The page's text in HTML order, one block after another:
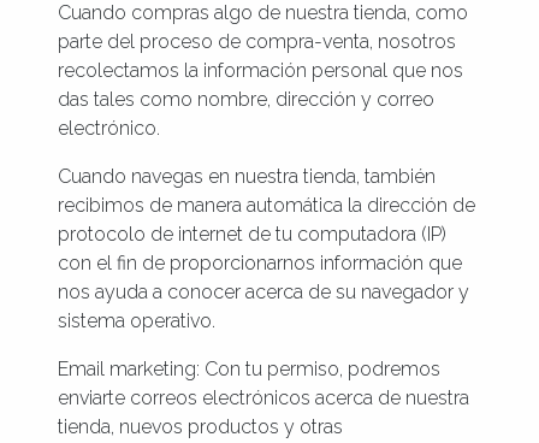
Cuando compras algo de nuestra tienda, como
parte del proceso de compra-venta, nosotros
recolectamos la información personal que nos
das tales como nombre, dirección y correo
electrónico.
Cuando navegas en nuestra tienda, también
recibimos de manera automática la dirección de
protocolo de internet de tu computadora (IP)
con el fin de proporcionarnos información que
nos ayuda a conocer acerca de su navegador y
sistema operativo.
Email marketing: Con tu permiso, podremos
enviarte correos electrónicos acerca de nuestra
tienda, nuevos productos y otras